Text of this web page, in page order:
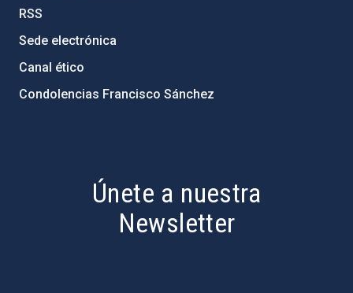
RSS
Sede electrónica
Canal ético
Condolencias Francisco Sánchez
Únete a nuestra
Newsletter